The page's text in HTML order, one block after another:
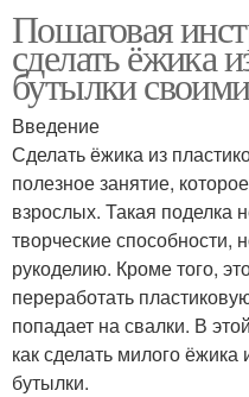
Пошаговая
сделать ёжика
бутылки
Введение
Сделать ёжика из
полезное занятие,
взрослых. Такая поделка
творческие способности,
рукоделию. Кроме того,
переработать
попадает на свалки. В
как сделать милого
бутылки.